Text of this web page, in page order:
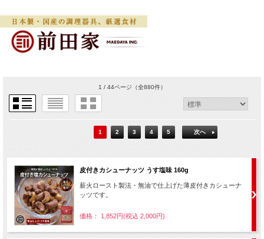
1 / 44ページ（全880件）
1 2 3 4 5 次へ
皮付きカシューナッツ うす塩味 160g
薪火ロースト製法・無油で仕上げた薄皮付きカシューナ
ッツです。
価格： 1,852円(税込 2,000円)